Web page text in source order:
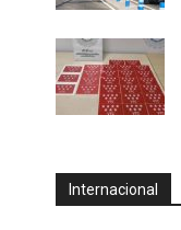
Internacional